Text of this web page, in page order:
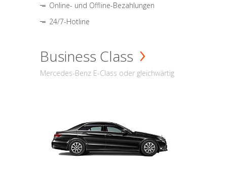
Online- und Offline-Bezahlungen
24/7-Hotline
Business Class
Mercedes-Benz E-Class oder gleichwärtig